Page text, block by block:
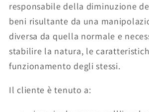
responsabile della diminuzione
beni risultante da una
diversa da quella normale e
stabilire la natura, le
funzionamento degli stessi.
Il cliente è tenuto a: